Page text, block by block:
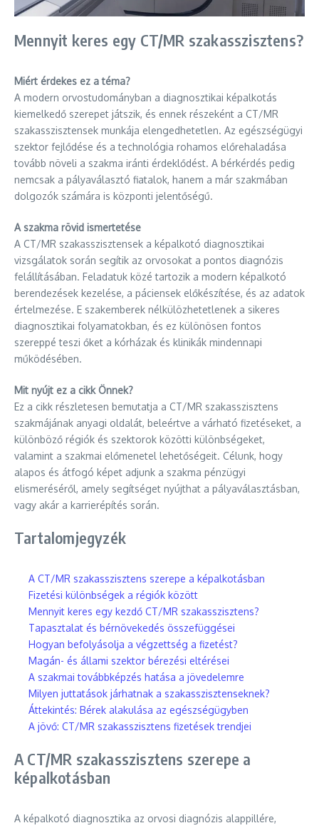
Mennyit keres egy CT/MR szakasszisztens?
Miért érdekes ez a téma?
A modern orvostudományban a diagnosztikai képalkotás
kiemelkedő szerepet játszik, és ennek részeként a CT/MR
szakasszisztensek munkája elengedhetetlen. Az egészségügyi
szektor fejlődése és a technológia rohamos előrehaladása
tovább növeli a szakma iránti érdeklődést. A bérkérdés pedig
nemcsak a pályaválasztó fiatalok, hanem a már szakmában
dolgozók számára is központi jelentőségű.
A szakma rövid ismertetése
A CT/MR szakasszisztensek a képalkotó diagnosztikai
vizsgálatok során segítik az orvosokat a pontos diagnózis
felállításában. Feladatuk közé tartozik a modern képalkotó
berendezések kezelése, a páciensek előkészítése, és az adatok
értelmezése. E szakemberek nélkülözhetetlenek a sikeres
diagnosztikai folyamatokban, és ez különösen fontos
szereppé teszi őket a kórházak és klinikák mindennapi
működésében.
Mit nyújt ez a cikk Önnek?
Ez a cikk részletesen bemutatja a CT/MR szakasszisztens
szakmájának anyagi oldalát, beleértve a várható fizetéseket, a
különböző régiók és szektorok közötti különbségeket,
valamint a szakmai előmenetel lehetőségeit. Célunk, hogy
alapos és átfogó képet adjunk a szakma pénzügyi
elismeréséről, amely segítséget nyújthat a pályaválasztásban,
vagy akár a karrierépítés során.
Tartalomjegyzék
A CT/MR szakasszisztens szerepe a képalkotásban
Fizetési különbségek a régiók között
Mennyit keres egy kezdő CT/MR szakasszisztens?
Tapasztalat és bérnövekedés összefüggései
Hogyan befolyásolja a végzettség a fizetést?
Magán- és állami szektor bérezési eltérései
A szakmai továbbképzés hatása a jövedelemre
Milyen juttatások járhatnak a szakasszisztenseknek?
Áttekintés: Bérek alakulása az egészségügyben
A jövő: CT/MR szakasszisztens fizetések trendjei
A CT/MR szakasszisztens szerepe a
képalkotásban
A képalkotó diagnosztika az orvosi diagnózis alappillére,